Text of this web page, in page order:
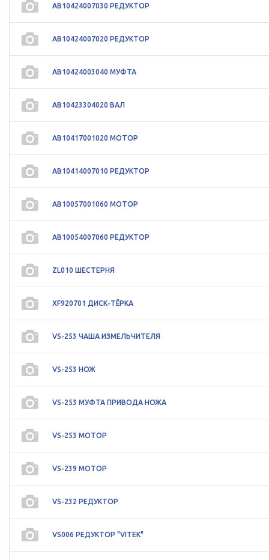
АВ10424007030 РЕДУКТОР
АВ10424007020 РЕДУКТОР
АВ10424003040 МУФТА
АВ10423304020 ВАЛ
АВ10417001020 МОТОР
АВ10414007010 РЕДУКТОР
АВ10057001060 МОТОР
АВ10054007060 РЕДУКТОР
ZL010 ШЕСТЕРНЯ
XF920701 ДИСК-ТЁРКА
VS-253 ЧАША ИЗМЕЛЬЧИТЕЛЯ
VS-253 НОЖ
VS-253 МУФТА ПРИВОДА НОЖА
VS-253 МОТОР
VS-239 МОТОР
VS-232 РЕДУКТОР
VS006 РЕДУКТОР "VITEK"